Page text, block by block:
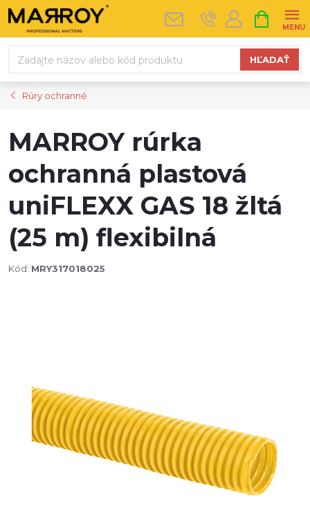
Prejsť
na
HĽADAŤ
KOŠÍK
Rúry ochranné
MARROY rúrka
ochranná plastová
uniFLEXX GAS 18 žltá
(25 m) flexibilná
Kód: MRY317018025